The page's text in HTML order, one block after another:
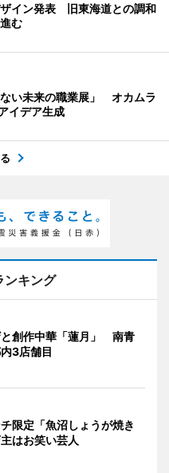
イン発表 旧東海道との調和
む
い未来の職業展」 オカムラ
イデア生成
ンキング
創作中華「蓮月」 南青
3店舗目
限定「魚沼しょうが焼き
はお笑い芸人